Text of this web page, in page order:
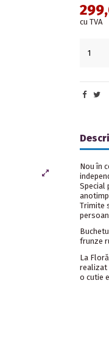
cu TVA
Nou în
Special
Trimite
frunze
La
realizat
o cutie